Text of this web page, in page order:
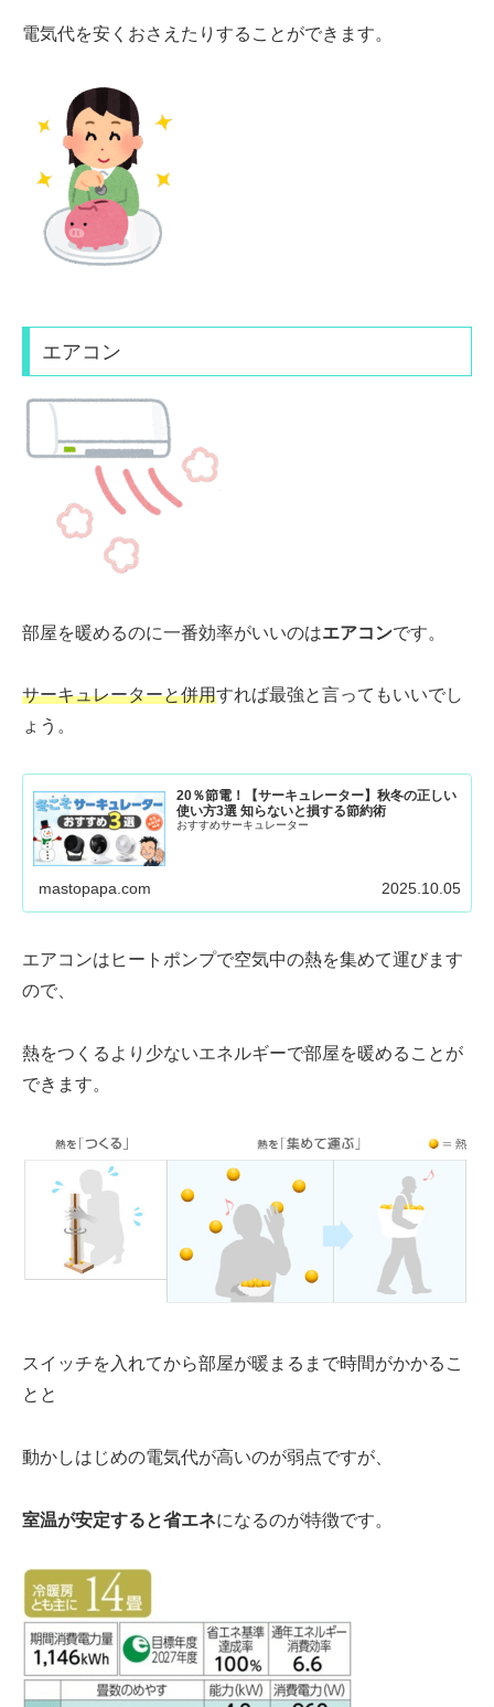
電気代を安く おさえたりすることができます。
エアコン
部屋を暖めるのに一番効率がいいのはエアコンです。
サーキュレーターと併用すれば最強と言ってもいいでし
ょう。
20％節電！【サーキュレーター】秋冬の正しい
使い方3選 知らないと損する節約術
おすすめサーキュレーター
mastopapa.com 2025.10.05
エアコンは ヒートポンプで空気中の熱を集めて運びます
ので、
熱をつくるより 少ないエネルギーで部屋を暖めることが
できます。
スイッチを入れてから部屋が暖まるまで時間がかかるこ
とと
動かしはじめの電気代が高いのが弱点ですが、
室温が安定すると省エネになるのが特徴です。